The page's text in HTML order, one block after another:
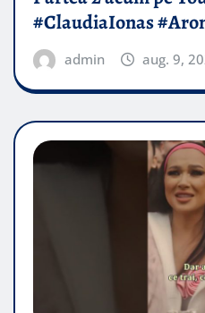
#ClaudiaIonas
admin aug. 9,